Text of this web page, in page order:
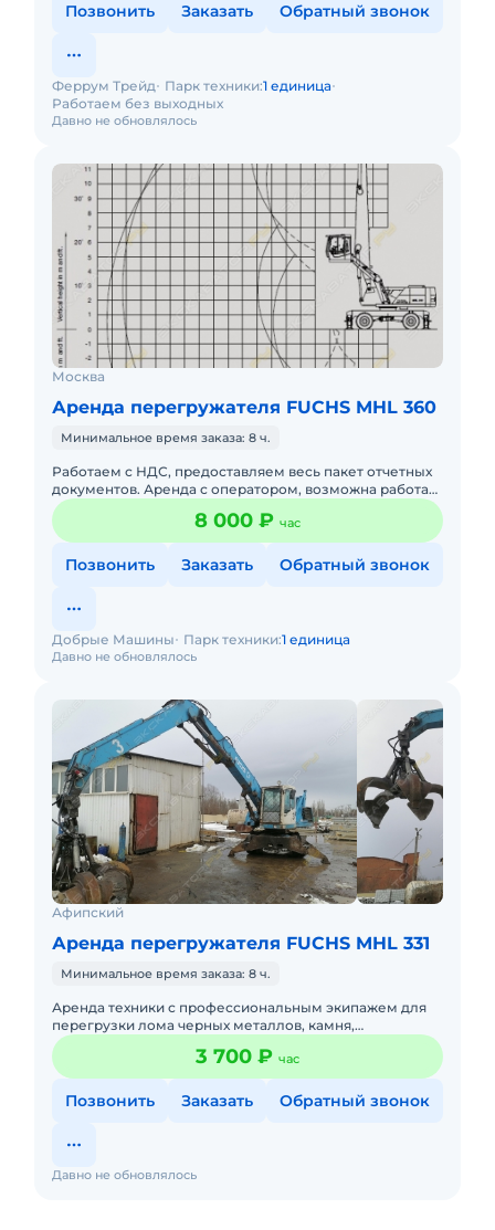
Позвонить Заказать Обратный звонок
Давно не обновлялось
Феррум Трейд Парк техники:1 единица
Работаем без выходных
Москва
Аренда перегружателя FUCHS MHL 360
Минимальное время заказа: 8 ч.
Работаем с НДС, предоставляем весь пакет отчетных
документов. Аренда с оператором, возможна работа
24/7. Собственная сервисная служба и склад запасных
частей
8 000 ₽ час
Позвонить Заказать Обратный звонок
Давно не обновлялось
Добрые Машины Парк техники:1 единица
Афипский
Аренда перегружателя FUCHS MHL 331
Минимальное время заказа: 8 ч.
Аренда техники с профессиональным экипажем для
перегрузки лома черных металлов, камня,
строительного мусора и т.д. Большой опыт работы.
Перегружатель - FUCHS T3 700 ₽ час
Позвонить Заказать Обратный звонок
Давно не обновлялось